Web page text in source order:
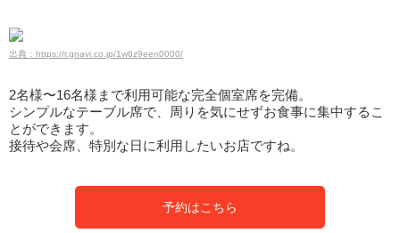
出典：https://r.gnavi.co.jp/1w6z9een0000/
2名様〜16名様まで利用可能な完全個室席を完備。
シンプルなテーブル席で、周りを気にせずお食事に集中するこ
とができます。
接待や会席、特別な日に利用したいお店ですね。
予約はこちら